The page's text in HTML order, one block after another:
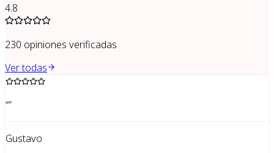
4.8
230 opiniones verificadas
Ver todas
“”
Gustavo